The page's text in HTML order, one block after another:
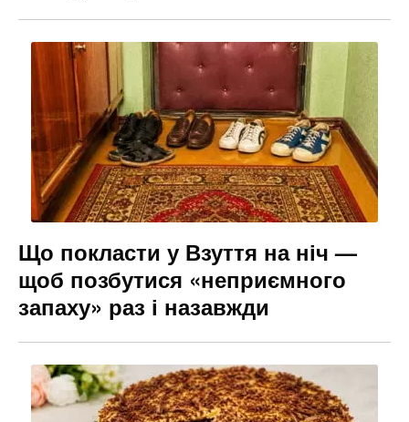
Що покласти у Взуття на ніч —
щоб позбутися «неприємного
запаху» раз і назавжди